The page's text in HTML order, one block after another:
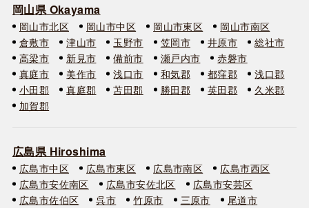
岡山県 Okayama
岡山市北区 岡山市中区 岡山市東区
岡山市南区
倉敷市
津山市 玉野市 笠岡市 井原市
総社市
高梁市
新見市 備前市 瀬戸内市
赤磐市
真庭市
美作市 浅口市 和気郡 都窪郡
浅口郡
小田郡
真庭郡 苫田郡 勝田郡 英田郡
久米郡
加賀郡
広島県 Hiroshima
広島市中区 広島市東区 広島市南区
広島市西区
広島市安佐南区
広島市安佐北区
広島市安芸区
広島市佐伯区
呉市 竹原市 三原市 尾道市